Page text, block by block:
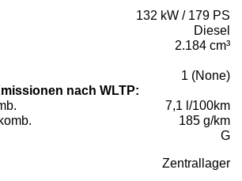
132 kW / 179 PS
Diesel
2.184 cm³
1 (None)
nach WLTP:
7,1 l/100km
185 g/km
G
Zentrallager